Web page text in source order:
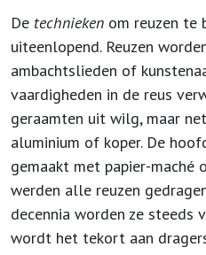
De technieken om reuzen te
uiteenlopend. Reuzen
ambachtslieden of
vaardigheden in de reus
geraamten uit wilg, maar
aluminium of koper. De
gemaakt met papier-maché
werden alle reuzen
decennia worden ze steeds
wordt het tekort aan